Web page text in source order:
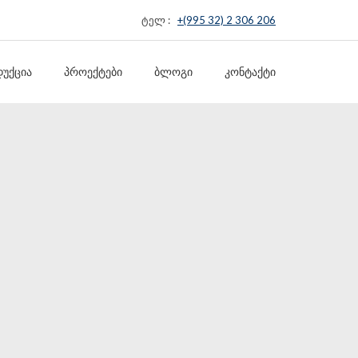
ტელ : +(995 32) 2 306 206
ᲞᲠᲝᲔᲥᲢᲔᲑᲘ ᲑᲚᲝᲒᲘ ᲙᲝᲜᲢᲐᲥᲢᲘ